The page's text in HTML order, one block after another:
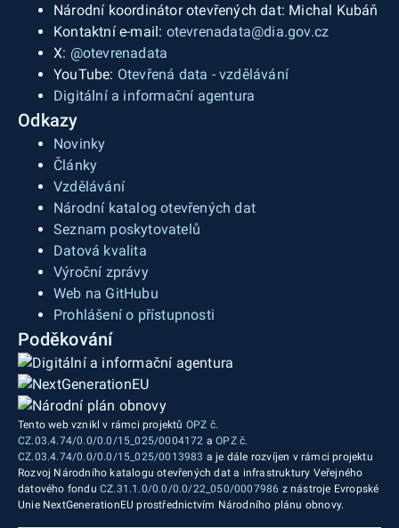
Národní koordinátor otevřených dat: Michal Kubáň
Kontaktní e-mail: otevrenadata@dia.gov.cz
X: @otevrenadata
YouTube: Otevřená data - vzdělávání
Digitální a informační agentura
Odkazy
Novinky
Články
Vzdělávání
Národní katalog otevřených dat
Seznam poskytovatelů
Datová kvalita
Výroční zprávy
Web na GitHubu
Prohlášení o přístupnosti
Poděkování
Tento web vznikl v rámci projektů OPZ č.
CZ.03.4.74/0.0/0.0/15_025/0004172 aOPZ č.
CZ.03.4.74/0.0/0.0/15_025/0013983 a je dále rozvíjen v rámci projektu
Rozvoj Národního katalogu otevřených dat a infrastruktury Veřejného
datového fondu CZ.31.1.0/0.0/0.0/22_050/0007986 z nástroje Evropské
Unie NextGenerationEU prostřednictvím Národního plánu obnovy.